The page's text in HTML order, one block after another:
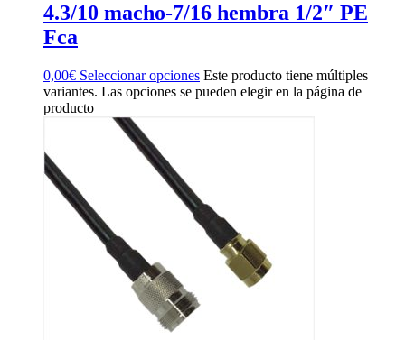
4.3/10 macho-7/16 hembra 1/2″ PE
Fca
0,00€ Seleccionar opciones Este producto tiene múltiples
variantes. Las opciones se pueden elegir en la página de
producto